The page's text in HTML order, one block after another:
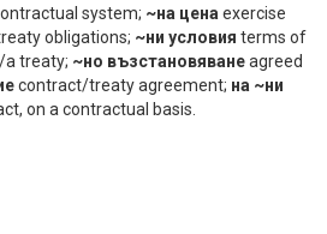
system; ~нa цена exercise
obligations; ~ни условия terms of
treaty; ~но възстановяванеagreed
contract/treaty agreement; на ~ни
on a contractual basis.